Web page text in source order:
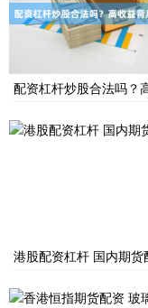
配资杠杆炒股合法吗？
港股配资杠杆 国内期